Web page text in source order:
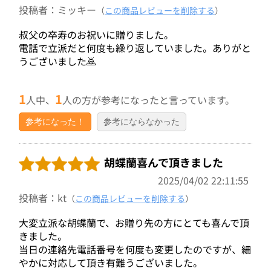
投稿者：ミッキー （この商品レビューを削除する）
叔父の卒寿のお祝いに贈りました。
電話で立派だと何度も繰り返していました。ありがと
うございました🙇
1人中、 1人の方が参考になったと言っています。
参考になった！ 参考にならなかった
胡蝶蘭喜んで頂きました
2025/04/02 22:11:55
投稿者：kt （この商品レビューを削除する）
大変立派な胡蝶蘭で、お贈り先の方にとても喜んで頂
きました。
当日の連絡先電話番号を何度も変更したのですが、細
やかに対応して頂き有難うございました。